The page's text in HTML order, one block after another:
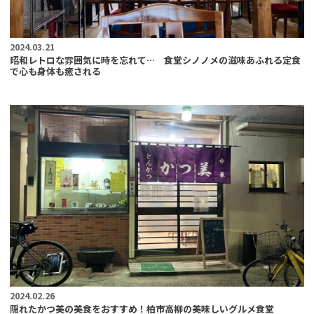
2024.03.21
昭和レトロな雰囲気に時を忘れて… 食堂シノノメの滋味あふれる定食
で心も身体も癒される
2024.02.26
隠れたかつ美の美食をおすすめ！柏市高柳の美味しいグルメ食堂